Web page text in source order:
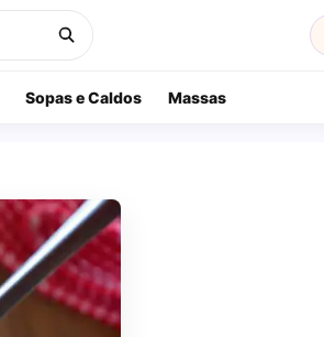
Sopas e Caldos Massas